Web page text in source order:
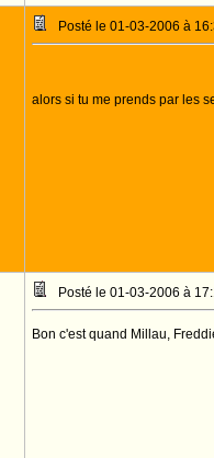
Posté le 01-03-2006 à
alors si tu me prends par les
Posté le 01-03-2006 à
Bon c'est quand Millau,